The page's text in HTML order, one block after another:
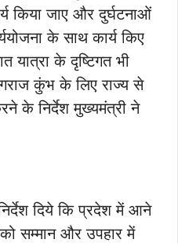
किया जाए और दुर्घटनाओं
के साथ कार्य किए
यात्रा के दृष्टिगत भी
कुंभ के लिए राज्य से
के निर्देश मुख्यमंत्री ने
दिये कि प्रदेश में आने
सम्मान और उपहार में